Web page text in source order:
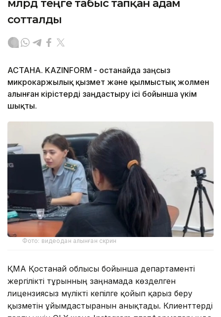
млрд теңге табыс тапқан адам
сотталды
АСТАНА. KAZINFORM - Қостанайда заңсыз
микрокаржылық қызмет және қылмыстық жолмен
алынған кірістерді заңдастыру ісі бойынша үкім
шықты.
Фото: видеодан алынған скрин
ҚМА Қостанай облысы бойынша департаменті
жергілікті тұрғынның заңнамада көзделген
лицензиясыз мүлікті кепілге қойып қарыз беру
қызметін ұйымдастырғанын анықтады. Клиенттерді